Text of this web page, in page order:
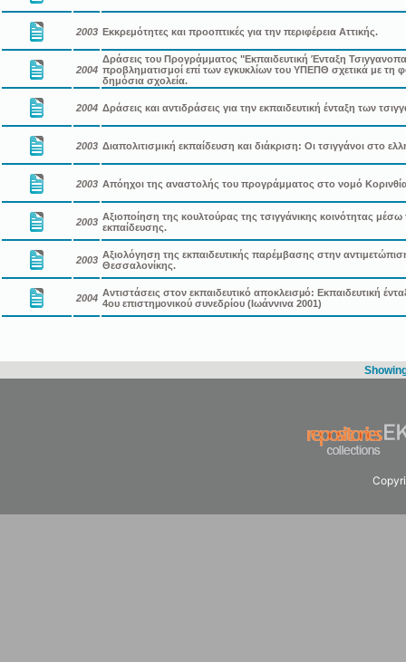
2003 Εκκρεμότητες και προοπτικές για την περιφέρεια Αττικής.
2004
Δράσεις του Προγράμματος "Εκπαιδευτική Ένταξη
προβληματισμοί επί των εγκυκλίων του ΥΠΕΠΘ σχετικά με τη
δημόσια σχολεία.
2004 Δράσεις και αντιδράσεις για την εκπαιδευτική ένταξη των
2003 Διαπολιτισμική εκπαίδευση και διάκριση: Οι τσιγγάνοι στο
2003 Απόηχοι της αναστολής του προγράμματος στο νομό
2003 Αξιοποίηση της κουλτούρας της τσιγγάνικης κοινότητας
εκπαίδευσης.
2003 Αξιολόγηση της εκπαιδευτικής παρέμβασης στην
Θεσσαλονίκης.
2004 Αντιστάσεις στον εκπαιδευτικό αποκλεισµό: Εκπαιδευτική
4ου επιστηµονικού συνεδρίου (Ιωάννινα 2001)